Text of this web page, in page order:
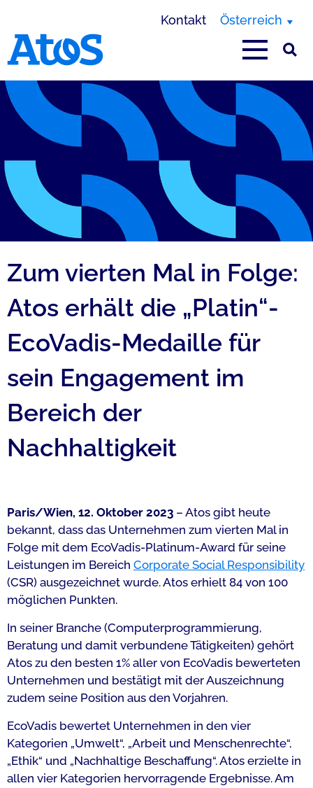
Kontakt Österreich
Zum vierten Mal in Folge:
Atos erhält die „Platin“-
EcoVadis-Medaille für
sein Engagement im
Bereich der
Nachhaltigkeit
Paris/Wien, 12. Oktober 2023 – Atos gibt heute
bekannt, dass das Unternehmen zum vierten Mal in
Folge mit dem EcoVadis-Platinum-Award für seine
Leistungen im Bereich Corporate Social Responsibility
(CSR) ausgezeichnet wurde. Atos erhielt 84 von 100
möglichen Punkten.
In seiner Branche (Computerprogrammierung,
Beratung und damit verbundene Tätigkeiten) gehört
Atos zu den besten 1% aller von EcoVadis bewerteten
Unternehmen und bestätigt mit der Auszeichnung
zudem seine Position aus den Vorjahren.
EcoVadis bewertet Unternehmen in den vier
Kategorien „Umwelt“, „Arbeit und Menschenrechte“,
„Ethik“ und „Nachhaltige Beschaffung“. Atos erzielte in
allen vier Kategorien hervorragende Ergebnisse. Am